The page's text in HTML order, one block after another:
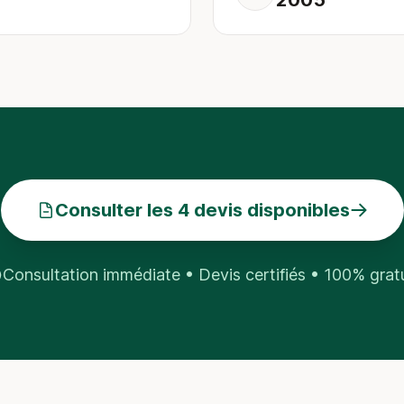
Consulter les 4 devis disponibles
Consultation immédiate • Devis certifiés • 100%